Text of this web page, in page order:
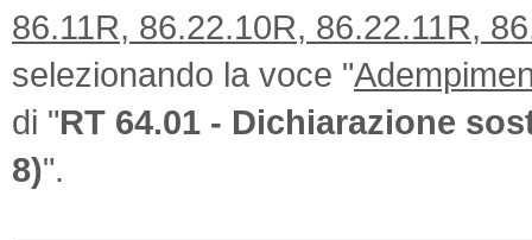
86.11R, 86.22.10R, 86.22.11R,
selezionando la voce "
di "RT 64.01 - Dichiarazione
8)".